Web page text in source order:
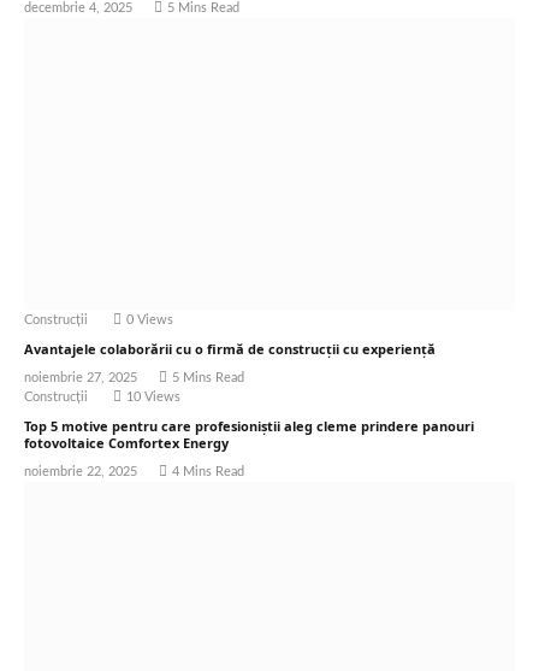
decembrie 4, 2025 5 Mins Read
Construcții 0 Views
Avantajele colaborării cu o firmă de construcții cu experiență
noiembrie 27, 2025
5 Mins Read
Construcții
10 Views
Top 5 motive pentru care profesioniștii aleg cleme prindere panouri
fotovoltaice Comfortex Energy
noiembrie 22, 2025 4 Mins Read